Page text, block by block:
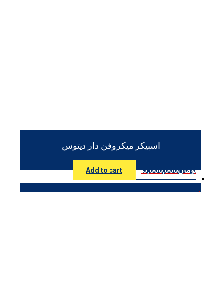
اسپیکر میکروفن دار دیتوس
تومان3,000,000
Add to cart